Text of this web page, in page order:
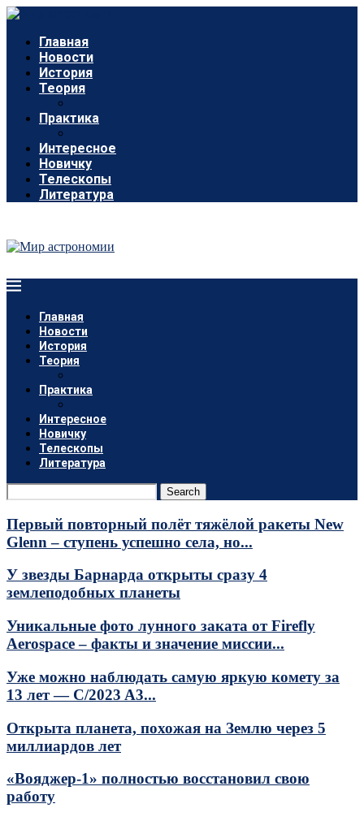
Главная
Новости
История
Теория
Практика
Интересное
Новичку
Телескопы
Литература
Главная
Новости
История
Теория
Практика
Интересное
Новичку
Телескопы
Литература
Search
Первый повторный полёт тяжёлой ракеты New
Glenn – ступень успешно села, но...
У звезды Барнарда открыты сразу 4
землеподобных планеты
Уникальные фото лунного заката от Firefly
Aerospace – факты и значение миссии...
Уже можно наблюдать самую яркую комету за
13 лет — C/2023 A3...
Открыта планета, похожая на Землю через 5
миллиардов лет
«Вояджер-1» полностью восстановил свою
работу